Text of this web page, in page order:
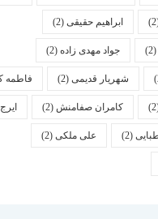
ابراهیم حقیقی(2)
جواد مهدی زاده(2)
قدیمی(2) فاطمه کاتب(2)
کامران صفامنش(2) ایرج کلانتری
علی ملکی(2)